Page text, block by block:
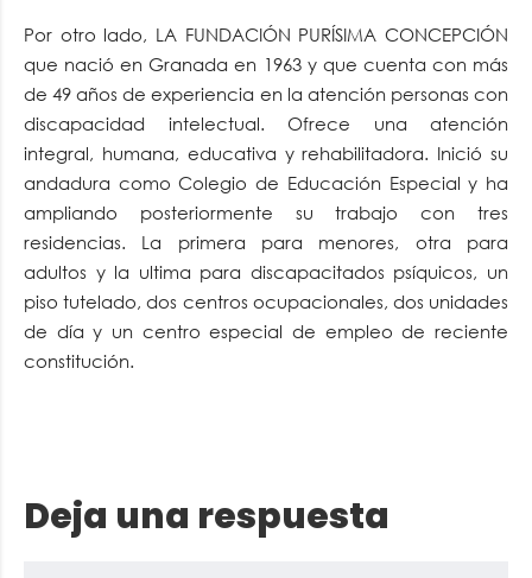
Por otro lado, LA FUNDACIÓN PURÍSIMA CONCEPCIÓN
que nació en Granada en 1963 y que cuenta con más
de 49 años de experiencia en la atención personas con
discapacidad intelectual. Ofrece una atención
integral, humana, educativa y rehabilitadora. Inició su
andadura como Colegio de Educación Especial y ha
ampliando posteriormente su trabajo con tres
residencias. La primera para menores, otra para
adultos y la ultima para discapacitados psíquicos, un
piso tutelado, dos centros ocupacionales, dos unidades
de día y un centro especial de empleo de reciente
constitución.
Deja una respuesta